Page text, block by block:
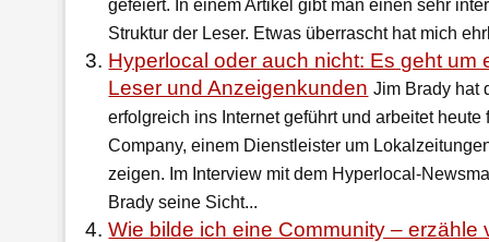
gefeiert. In einem Artikel gibt man einen sehr
Struktur der Leser. Etwas überrascht hat mich
Hyperlocal oder auch nicht: Es geht um
Leser und Anzeigenkunden Jim Brady hat
erfolgreich ins Internet geführt und arbeitet
Company, einem Dienstleister um
zeigen. Im Interview mit dem Hyperlocal-
Brady seine Sicht...
Wie bilde ich eine Community – erzähle